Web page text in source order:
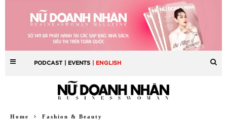
PODCAST | EVENTS | ENGLISH
Home Fashion & Beauty